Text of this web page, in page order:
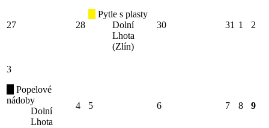
27 28
Pytle s plasty
Dolní
Lhota
(Zlín)
30 31 1 2
3
Popelové
nádoby
Dolní
Lhota
4 5 6 7 8 9